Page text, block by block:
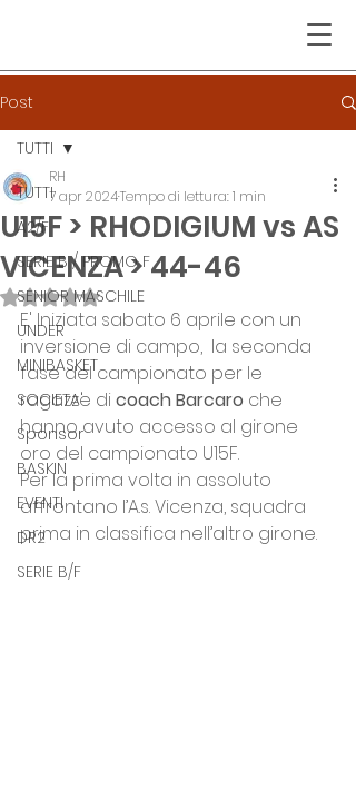
Post
TUTTI
A2/F
SERIE B / PROMO F
SENIOR MASCHILE
UNDER
MINIBASKET
SOCIETA'
Sponsor
BASKIN
EVENTI
DR2
SERIE B/F
TUTTI
U15F > RHODIGIUM vs AS
VICENZA > 44-46
RH
7 apr 2024Tempo di lettura: 1 min
Valutazione NaN stelle su 5.
E' Iniziata sabato 6 aprile con un
inversione di campo,  la seconda
fase del campionato per le
ragazze di coach Barcaro che
hanno avuto accesso al girone
oro del campionato U15F.
Per la prima volta in assoluto
affrontano l’A.s. Vicenza, squadra
prima in classifica nell’altro girone.